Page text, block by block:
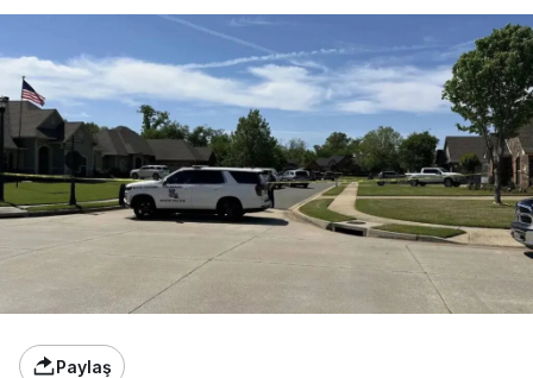
Paylaş